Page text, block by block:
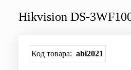
Hikvision DS-
Код товара: abi2021